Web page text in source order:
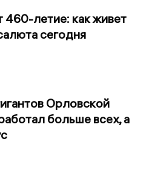
460-летие: как живет
сегодня
Орловской
больше всех, а